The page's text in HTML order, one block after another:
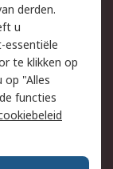
derden.
u
essentiële
te klikken op
op "Alles
functies